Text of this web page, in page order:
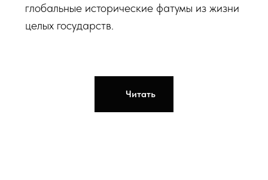
глобальные исторические фатумы из жизни
целых государств.
Читать